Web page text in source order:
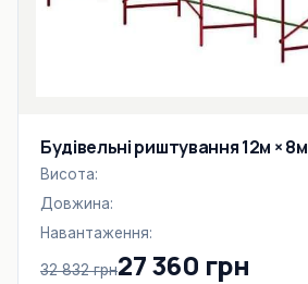
Будівельні риштування 12м × 8м
Висота:
Довжина:
Навантаження:
32 832 грн27 360 грн